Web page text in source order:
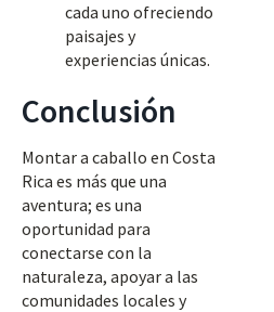
cada uno ofreciendo
paisajes y
experiencias únicas.
Conclusión
Montar a caballo en Costa
Rica es más que una
aventura; es una
oportunidad para
conectarse con la
naturaleza, apoyar a las
comunidades locales y